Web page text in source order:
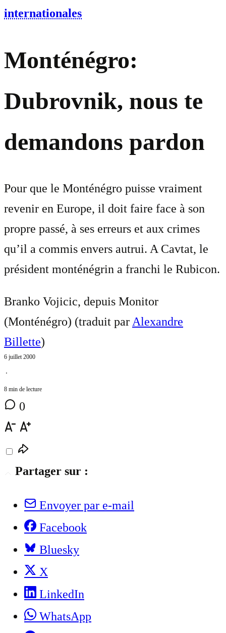
internationales
Monténégro:
Dubrovnik, nous te
demandons pardon
Pour que le Monténégro puisse vraiment
revenir en Europe, il doit faire face à son
propre passé, à ses erreurs et aux crimes
qu’il a commis envers autrui. A Cavtat, le
président monténégrin a franchi le Rubicon.
Branko Vojicic, depuis Monitor
(Monténégro) (traduit parAlexandre
Billette)
6 juillet 2000
⋅
8 min de lecture
0
Partager sur :
Envoyer par e-mail
Facebook
Bluesky
X
LinkedIn
WhatsApp